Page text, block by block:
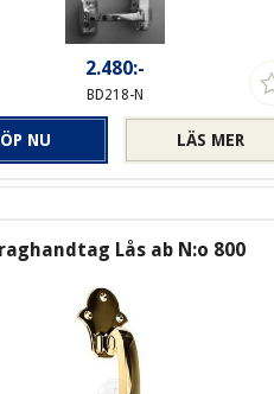
2.480:-
BD218-N
LÄS MER
NU
Lås ab N:o 800